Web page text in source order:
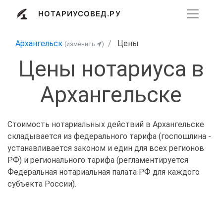
НОТАРИУСОВЕД.РУ
Архангельск (изменить ) Цены
Цены нотариуса в
Архангельске
Стоимость нотариальных действий в Архангельске
складывается из федерального тарифа (госпошлина -
устанавливается законом и един для всех регионов
РФ) и регионального тарифа (регламентируется
Федеральная нотариальная палата РФ для каждого
субъекта России).